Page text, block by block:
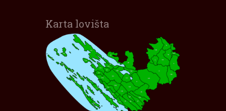
Karta lovišta
Interaktivna karta lovišta
Zadarske Županije